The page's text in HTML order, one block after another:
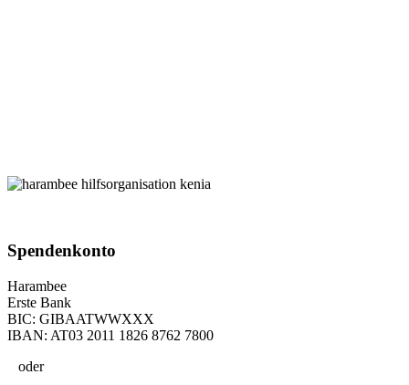
Spenden­konto
Harambee
Erste Bank
BIC: GIBAATWWXXX
IBAN: AT03 2011 1826 8762 7800
oder